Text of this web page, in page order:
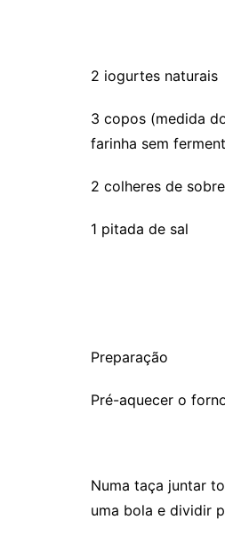
2 iogurtes naturais
3 copos (medida
farinha sem
2 colheres de
1 pitada de sal
Preparação
Pré-aquecer o
Numa taça juntar
uma bola e dividir